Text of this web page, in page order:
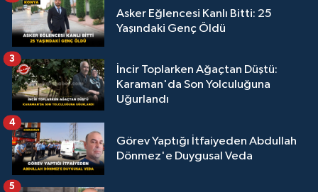
Asker Eğlencesi Kanlı Bitti: 25
Yaşındaki Genç Öldü
İncir Toplarken Ağaçtan Düştü:
Karaman'da Son Yolculuğuna
Uğurlandı
3
Görev Yaptığı İtfaiyeden Abdullah
Dönmez'e Duygusal Veda
4
5